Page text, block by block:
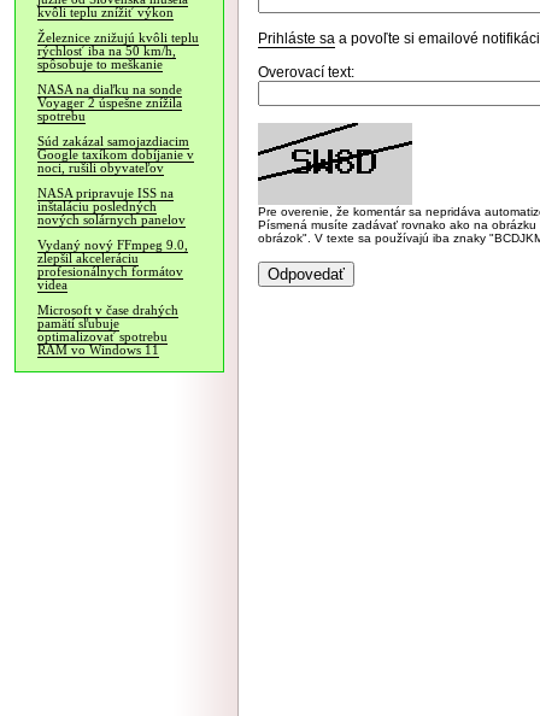
kvôli teplu znížiť výkon
Železnice znižujú kvôli teplu
rýchlosť iba na 50 km/h,
spôsobuje to meškanie
NASA na diaľku na sonde
Voyager 2 úspešne znížila
spotrebu
Súd zakázal samojazdiacim
Google taxíkom dobíjanie v
noci, rušili obyvateľov
NASA pripravuje ISS na
inštaláciu posledných
nových solárnych panelov
Vydaný nový FFmpeg 9.0,
zlepšil akceleráciu
profesionálnych formátov
videa
Microsoft v čase drahých
pamätí sľubuje
optimalizovať spotrebu
RAM vo Windows 11
Prihláste sa a povoľte si emailové
Overovací text:
Pre overenie, že komentár sa nepridáva
Písmená musíte zadávať rovnako ako na
obrázok". V texte sa používajú iba znaky